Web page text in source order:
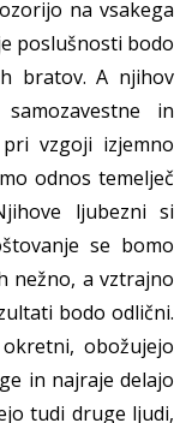
na vsakega
poslušnosti bodo
bratov. A njihov
in
vzgoji izjemno
odnos temelječ
ljubezni si
se bomo
nežno, a vztrajno
bodo odlični.
obožujejo
in najraje delajo
tudi druge ljudi,